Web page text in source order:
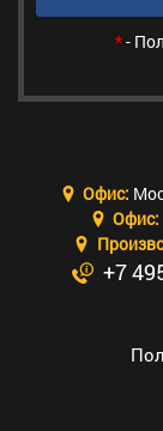
*-
Офис:
Офис:
+7